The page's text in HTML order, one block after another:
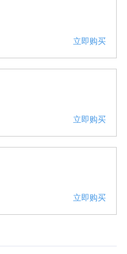
立即购买
立即购买
立即购买